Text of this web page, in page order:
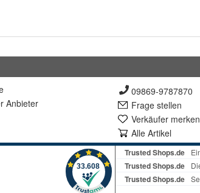
Anbieter
09869-9787870
Frage stellen
Verkäufer merken
Alle Artikel